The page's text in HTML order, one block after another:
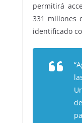
permitirá
331 millones
identificado